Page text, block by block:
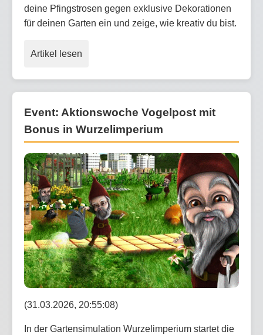
deine Pfingstrosen gegen exklusive Dekorationen
für deinen Garten ein und zeige, wie kreativ du bist.
Artikel lesen
Event: Aktionswoche Vogelpost mit
Bonus in Wurzelimperium
(31.03.2026, 20:55:08)
In der Gartensimulation Wurzelimperium startet die